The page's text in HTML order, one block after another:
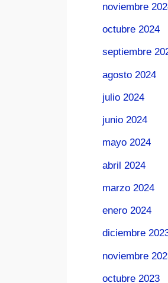
noviembre
octubre 2024
septiembre
agosto 2024
julio 2024
junio 2024
mayo 2024
abril 2024
marzo 2024
enero 2024
diciembre
noviembre
octubre 2023